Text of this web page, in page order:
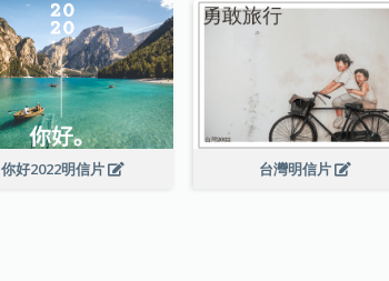
你好2022明信片 台灣明信片